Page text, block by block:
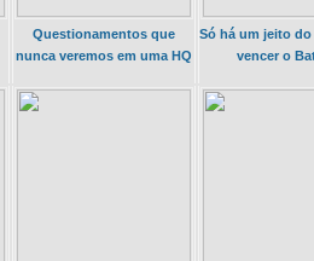
Questionamentos que
nunca veremos em uma HQ
Só há um jeito do
vencer o